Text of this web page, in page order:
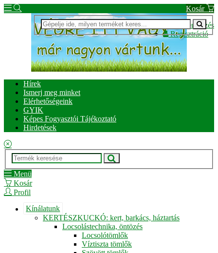
Kosár
Bejelentkezés
Regisztráció
Hírek
Ismerj meg minket
Elérhetőségeink
GYIK
Képes Fogyasztói Tájékoztató
Hirdetések
Menü
Kosár
Profil
Kínálatunk
KERTÉSZKUCKÓ: kert, barkács, háztartás
Locsolástechnika, öntözés
Locsolótömlők
Víztiszta tömlők